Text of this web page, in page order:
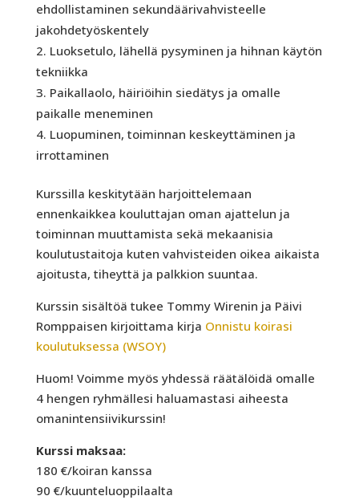
ehdollistaminen sekundäärivahvisteelle
jakohdetyöskentely
Luoksetulo, lähellä pysyminen ja hihnan käytön
tekniikka
Paikallaolo, häiriöihin siedätys ja omalle
paikalle meneminen
Luopuminen, toiminnan keskeyttäminen ja
irrottaminen
Kurssilla keskitytään harjoittelemaan
ennenkaikkea kouluttajan oman ajattelun ja
toiminnan muuttamista sekä mekaanisia
koulutustaitoja kuten vahvisteiden oikea aikaista
ajoitusta, tiheyttä ja palkkion suuntaa.
Kurssin sisältöä tukee Tommy Wirenin ja Päivi
Romppaisen kirjoittama kirja Onnistu koirasi
koulutuksessa (WSOY)
Huom! Voimme myös yhdessä räätälöidä omalle
4 hengen ryhmällesi haluamastasi aiheesta
omanintensiivikurssin!
Kurssi maksaa:
180 €/koiran kanssa
90 €/kuunteluoppilaalta